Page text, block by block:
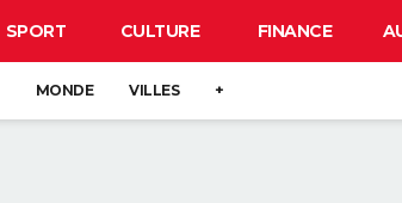
SPORT CULTURE FINANCE
MONDE VILLES +